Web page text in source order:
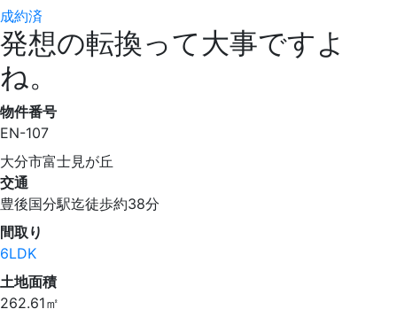
成約済
発想の転換って大事ですよ
ね。
物件番号
EN-107
大分市富士見が丘
交通
豊後国分駅迄徒歩約38分
間取り
6LDK
土地面積
262.61㎡